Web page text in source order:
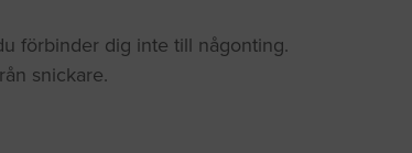
förbinder dig inte till någonting.
snickare.